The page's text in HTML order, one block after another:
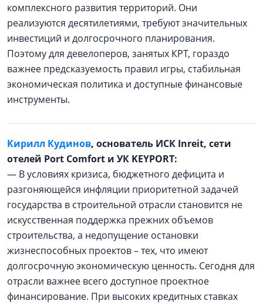
комплексного развития территорий. Они
реализуются десятилетиями, требуют значительных
инвестиций и долгосрочного планирования.
Поэтому для девелоперов, занятых КРТ, гораздо
важнее предсказуемость правил игры, стабильная
экономическая политика и доступные финансовые
инструменты.
Кирилл Кудинов, основатель ИСК Inreit, сети
отелей Port Comfort и УК KEYPORT:
— В условиях кризиса, бюджетного дефицита и
разгоняющейся инфляции приоритетной задачей
государства в строительной отрасли становится не
искусственная поддержка прежних объемов
строительства, а недопущение остановки
жизнеспособных проектов – тех, что имеют
долгосрочную экономическую ценность. Сегодня для
отрасли важнее всего доступное проектное
финансирование. При высоких кредитных ставках